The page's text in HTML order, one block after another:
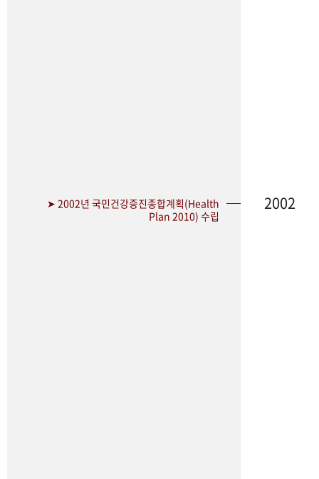
➤ 2002년 국민건강증진종합계획(Health
Plan 2010) 수립
2002